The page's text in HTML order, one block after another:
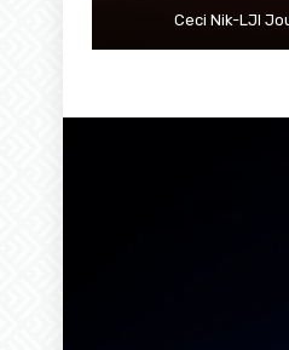
Ceci Nik-LJI